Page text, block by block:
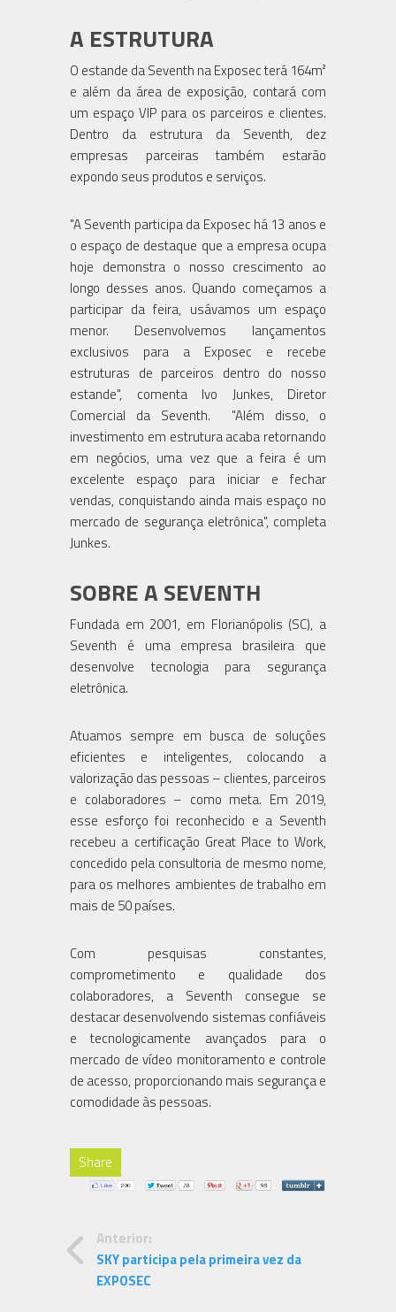
A ESTRUTURA
O estande da Seventh na Exposec terá 164m²
e além da área de exposição, contará com
um espaço VIP para os parceiros e clientes.
Dentro da estrutura da Seventh, dez
empresas parceiras também estarão
expondo seus produtos e serviços.
"A Seventh participa da Exposec há 13 anos e
o espaço de destaque que a empresa ocupa
hoje demonstra o nosso crescimento ao
longo desses anos. Quando começamos a
participar da feira, usávamos um espaço
menor. Desenvolvemos lançamentos
exclusivos para a Exposec e recebe
estruturas de parceiros dentro do nosso
estande", comenta Ivo Junkes, Diretor
Comercial da Seventh. "Além disso, o
investimento em estrutura acaba retornando
em negócios, uma vez que a feira é um
excelente espaço para iniciar e fechar
vendas, conquistando ainda mais espaço no
mercado de segurança eletrônica", completa
Junkes.
SOBRE A SEVENTH
Fundada em 2001, em Florianópolis (SC), a
Seventh é uma empresa brasileira que
desenvolve tecnologia para segurança
eletrônica.
Atuamos sempre em busca de soluções
eficientes e inteligentes, colocando a
valorização das pessoas – clientes, parceiros
e colaboradores – como meta. Em 2019,
esse esforço foi reconhecido e a Seventh
recebeu a certificação Great Place to Work,
concedido pela consultoria de mesmo nome,
para os melhores ambientes de trabalho em
mais de 50 países.
Com pesquisas constantes,
comprometimento e qualidade dos
colaboradores, a Seventh consegue se
destacar desenvolvendo sistemas confiáveis
e tecnologicamente avançados para o
mercado de vídeo monitoramento e controle
de acesso, proporcionando mais segurança e
comodidade às pessoas.
Share
Anterior:
SKY participa pela primeira vez da
EXPOSEC